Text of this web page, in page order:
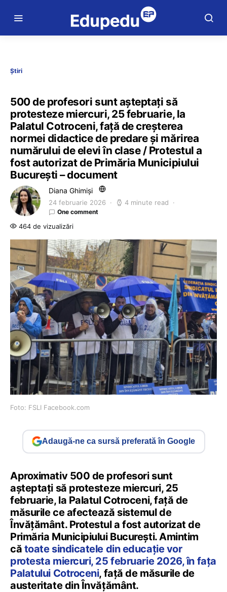
Știri
500 de profesori sunt așteptați să
protesteze miercuri, 25 februarie, la
Palatul Cotroceni, față de creșterea
normei didactice de predare și mărirea
numărului de elevi în clase / Protestul a
fost autorizat de Primăria Municipiului
București – document
Diana Ghimiși
24 februarie 2026 4 minute read
One comment
464 de vizualizări
Foto: FSLI Facebook.com
Adaugă-ne ca sursă preferată în Google
Aproximativ 500 de profesori sunt
așteptați să protesteze miercuri, 25
februarie, la Palatul Cotroceni, față de
măsurile ce afectează sistemul de
Învățământ. Protestul a fost autorizat de
Primăria Municipiului București. Amintim
că toate sindicatele din educație vor
protesta miercuri, 25 februarie 2026, în fața
Palatului Cotroceni, față de măsurile de
austeritate din Învățământ.